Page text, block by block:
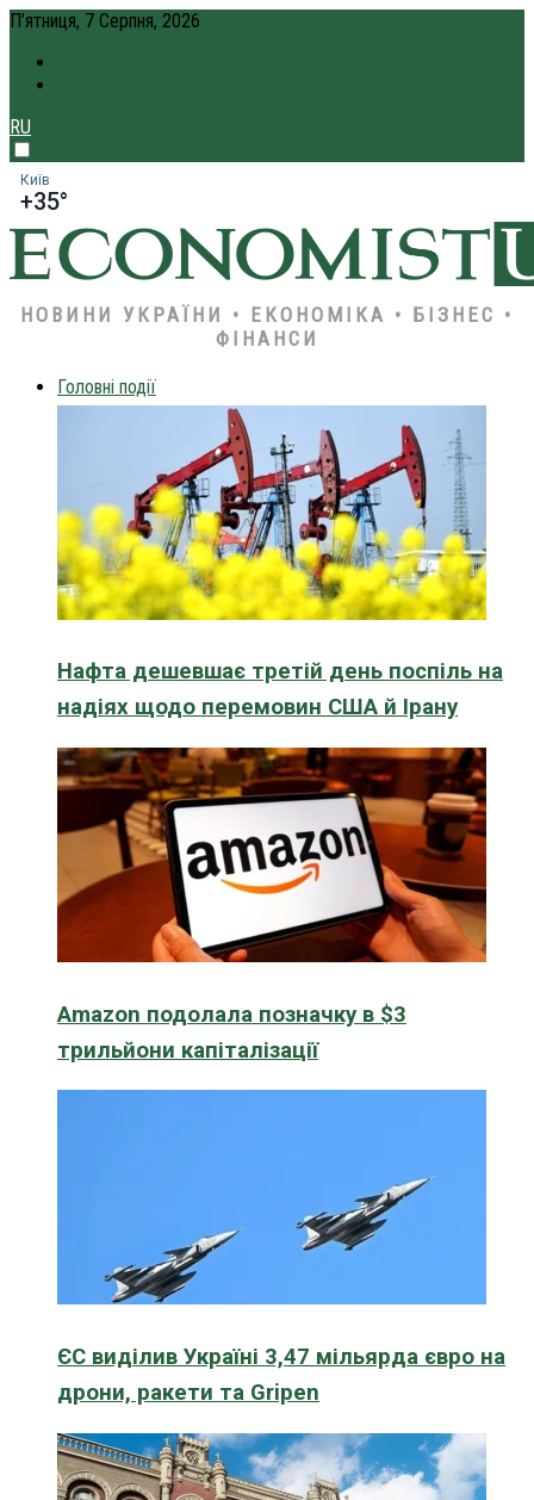
П’ятниця, 7 Серпня, 2026
RU
Київ
+35°
НОВИНИ УКРАЇНИ • ЕКОНОМІКА • БІЗНЕС •
ФІНАНСИ
Головні події
Нафта дешевшає третій день поспіль на
надіях щодо перемовин США й Ірану
Amazon подолала позначку в $3
трильйони капіталізації
ЄС виділив Україні 3,47 мільярда євро на
дрони, ракети та Gripen